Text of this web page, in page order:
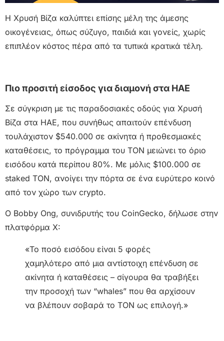
Η Χρυσή Βίζα καλύπτει επίσης μέλη της άμεσης
οικογένειας, όπως σύζυγο, παιδιά και γονείς, χωρίς
επιπλέον κόστος πέρα από τα τυπικά κρατικά τέλη.
Πιο προσιτή είσοδος για διαμονή στα ΗΑΕ
Σε σύγκριση με τις παραδοσιακές οδούς για Χρυσή
Βίζα στα ΗΑΕ, που συνήθως απαιτούν επένδυση
τουλάχιστον $540.000 σε ακίνητα ή προθεσμιακές
καταθέσεις, το πρόγραμμα του TON μειώνει το όριο
εισόδου κατά περίπου 80%. Με μόλις $100.000 σε
staked TON, ανοίγει την πόρτα σε ένα ευρύτερο κοινό
από τον χώρο των crypto.
Ο Bobby Ong, συνιδρυτής του CoinGecko, δήλωσε στην
πλατφόρμα X:
«Το ποσό εισόδου είναι 5 φορές
χαμηλότερο από μια αντίστοιχη επένδυση σε
ακίνητα ή καταθέσεις – σίγουρα θα τραβήξει
την προσοχή των “whales” που θα αρχίσουν
να βλέπουν σοβαρά το TON ως επιλογή.»